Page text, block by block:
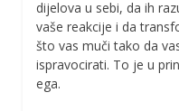
dijelova u sebi, da ih
vaše reakcije i da
što vas muči tako da
ispravocirati. To je u
ega.